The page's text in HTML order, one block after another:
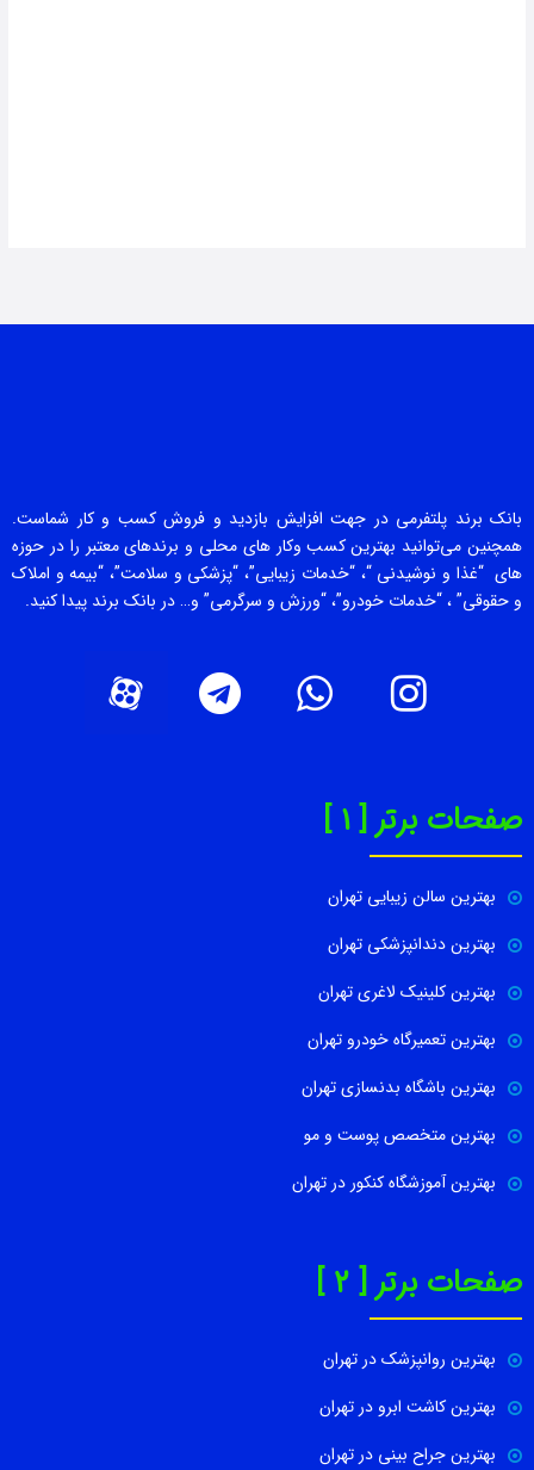
بانک برند پلتفرمی در جهت افزایش بازدید و فروش کسب و کار شماست.
همچنین می‌توانید بهترین کسب وکار های محلی و برندهای معتبر را در حوزه
های “غذا و نوشیدنی “، “خدمات زیبایی”، “پزشکی و سلامت”، “بیمه و املاک
و حقوقی” ، “خدمات خودرو”، “ورزش و سرگرمی” و… در بانک برند پیدا کنید.
صفحات برتر [ 1 ]
بهترین سالن زیبایی تهران
بهترین دندانپزشکی تهران
بهترین کلینیک لاغری تهران
بهترین تعمیرگاه خودرو تهران
بهترین باشگاه بدنسازی تهران
بهترین متخصص پوست و مو
بهترین آموزشگاه کنکور در تهران
صفحات برتر [ 2 ]
بهترین روانپزشک در تهران
بهترین کاشت ابرو در تهران
بهترین جراح بینی در تهران